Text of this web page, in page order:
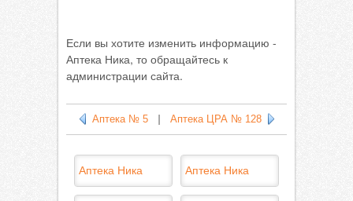
Если вы хотите изменить информацию -
Аптека Ника, то обращайтесь к
администрации сайта.
Аптека № 5| Аптека ЦРА № 128
Аптека Ника Аптека Ника